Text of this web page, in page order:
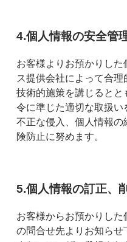
4.個人情報の安全管
お客様よりお預かりし
ス提供会社によって合理
技術的施策を講じると
令に準じた適切な取扱
不正な侵入、個人情報
険防止に努めます。
5.個人情報の訂正、
お客様からお預かりし
の問合せ先よりお知らせ